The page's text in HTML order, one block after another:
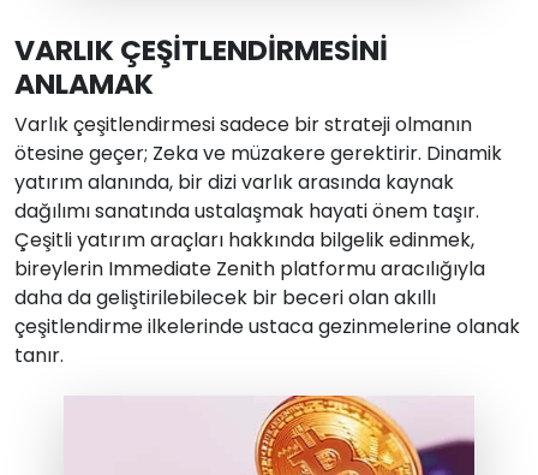
VARLIK ÇEŞİTLENDİRMESİNİ
ANLAMAK
Varlık çeşitlendirmesi sadece bir strateji olmanın
ötesine geçer; Zeka ve müzakere gerektirir. Dinamik
yatırım alanında, bir dizi varlık arasında kaynak
dağılımı sanatında ustalaşmak hayati önem taşır.
Çeşitli yatırım araçları hakkında bilgelik edinmek,
bireylerin Immediate Zenith platformu aracılığıyla
daha da geliştirilebilecek bir beceri olan akıllı
çeşitlendirme ilkelerinde ustaca gezinmelerine olanak
tanır.